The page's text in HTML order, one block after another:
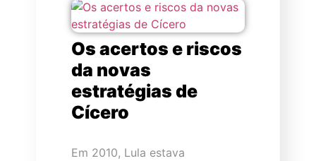
Os acertos e riscos
da novas
estratégias de
Cícero
Em 2010, Lula estava